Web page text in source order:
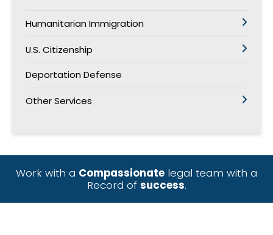
Humanitarian Immigration
U.S. Citizenship
Deportation Defense
Other Services
Work with a Compassionate legal team with a
Record of success.